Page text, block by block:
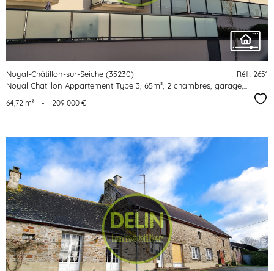
Noyal-Châtillon-sur-Seiche (35230)
Noyal Chatillon Appartement Type 3, 65m², 2 chambres, garage,...
Réf : 2651
64,72 m² - 209 000 €
voir le
bien